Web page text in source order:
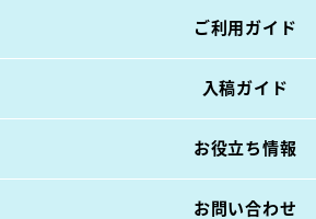
ご利用ガイド
入稿ガイド
お役立ち情報
お問い合わせ